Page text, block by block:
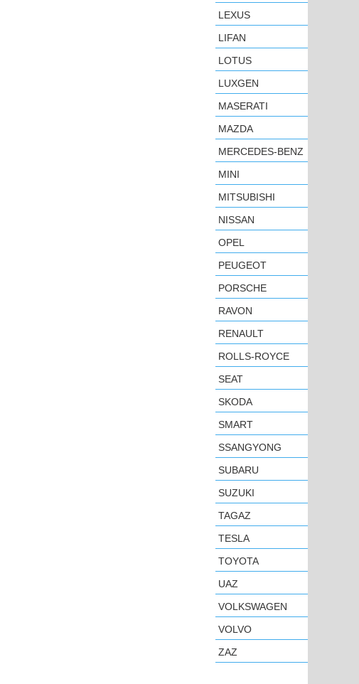
LEXUS
LIFAN
LOTUS
LUXGEN
MASERATI
MAZDA
MERCEDES-BENZ
MINI
MITSUBISHI
NISSAN
OPEL
PEUGEOT
PORSCHE
RAVON
RENAULT
ROLLS-ROYCE
SEAT
SKODA
SMART
SSANGYONG
SUBARU
SUZUKI
TAGAZ
TESLA
TOYOTA
UAZ
VOLKSWAGEN
VOLVO
ZAZ